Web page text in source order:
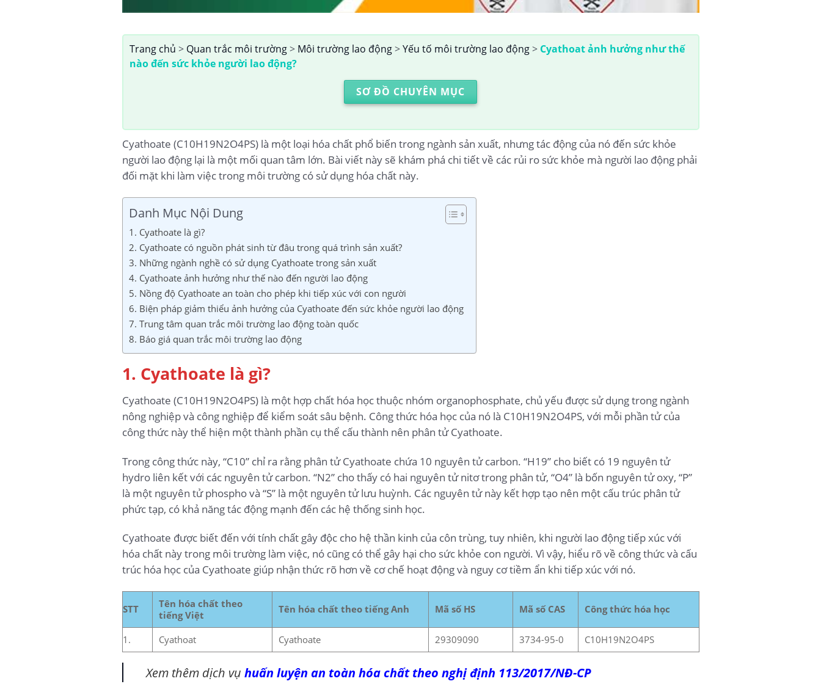
Trang chủ > Quan trắc môi trường> Môi trường lao động>Yếu tố môi trường lao động> Cyathoat ảnh hưởng như thế
nào đến sức khỏe người lao động?
SƠ ĐỒ CHUYÊN MỤC
Cyathoate (C10H19N2O4PS) là một loại hóa chất phổ biến trong ngành sản xuất, nhưng tác động của nó đến sức khỏe
người lao động lại là một mối quan tâm lớn. Bài viết này sẽ khám phá chi tiết về các rủi ro sức khỏe mà người lao động phải
đối mặt khi làm việc trong môi trường có sử dụng hóa chất này.
Danh Mục Nội Dung
1. Cyathoate là gì?
2. Cyathoate có nguồn phát sinh từ đâu trong quá trình sản xuất?
3. Những ngành nghề có sử dụng Cyathoate trong sản xuất
4. Cyathoate ảnh hưởng như thế nào đến người lao động
5. Nồng độ Cyathoate an toàn cho phép khi tiếp xúc với con người
6. Biện pháp giảm thiểu ảnh hưởng của Cyathoate đến sức khỏe người lao động
7. Trung tâm quan trắc môi trường lao động toàn quốc
8. Báo giá quan trắc môi trường lao động
1. Cyathoate là gì?
Cyathoate (C10H19N2O4PS) là một hợp chất hóa học thuộc nhóm organophosphate, chủ yếu được sử dụng trong ngành
nông nghiệp và công nghiệp để kiểm soát sâu bệnh. Công thức hóa học của nó là C10H19N2O4PS, với mỗi phần tử của
công thức này thể hiện một thành phần cụ thể cấu thành nên phân tử Cyathoate.
Trong công thức này, “C10” chỉ ra rằng phân tử Cyathoate chứa 10 nguyên tử carbon. “H19” cho biết có 19 nguyên tử
hydro liên kết với các nguyên tử carbon. “N2” cho thấy có hai nguyên tử nitơ trong phân tử, “O4” là bốn nguyên tử oxy, “P”
là một nguyên tử phospho và “S” là một nguyên tử lưu huỳnh. Các nguyên tử này kết hợp tạo nên một cấu trúc phân tử
phức tạp, có khả năng tác động mạnh đến các hệ thống sinh học.
Cyathoate được biết đến với tính chất gây độc cho hệ thần kinh của côn trùng, tuy nhiên, khi người lao động tiếp xúc với
hóa chất này trong môi trường làm việc, nó cũng có thể gây hại cho sức khỏe con người. Vì vậy, hiểu rõ về công thức và cấu
trúc hóa học của Cyathoate giúp nhận thức rõ hơn về cơ chế hoạt động và nguy cơ tiềm ẩn khi tiếp xúc với nó.
STT
Tên hóa chất theo
tiếng Việt
Tên hóa chất theo tiếng Anh Mã số HS Mã số CAS Công thức hóa học
1. Cyathoat Cyathoate 29309090 3734-95-0 C10H19N2O4PS
Xem thêm dịch vụhuấn luyện an toàn hóa chất theo nghị định 113/2017/NĐ-CP